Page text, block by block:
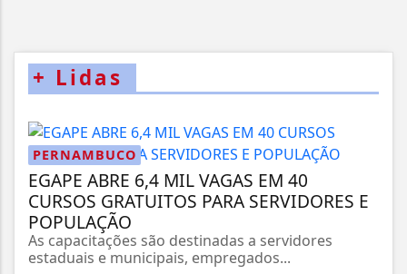
+ Lidas
PERNAMBUCO
EGAPE ABRE 6,4 MIL VAGAS EM 40
CURSOS GRATUITOS PARA SERVIDORES E
POPULAÇÃO
As capacitações são destinadas a servidores
estaduais e municipais, empregados...